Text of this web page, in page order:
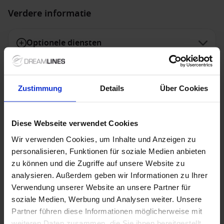
Zustimmung Details Über Cookies
Diese Webseite verwendet Cookies
Wir verwenden Cookies, um Inhalte und Anzeigen zu
personalisieren, Funktionen für soziale Medien anbieten
zu können und die Zugriffe auf unsere Website zu
analysieren. Außerdem geben wir Informationen zu Ihrer
Verwendung unserer Website an unsere Partner für
soziale Medien, Werbung und Analysen weiter. Unsere
Partner führen diese Informationen möglicherweise mit
Verdere informatie
Optionele diensten
Speciale aanbiedingen
NCL - Freestyle Dining
Met Freestyle Dining geniet je van ultieme vrijheid
tijdens je cruise. Je bepaalt zelf waar, wanneer en met
wie je dineert, zonder vaste dinertijden of
toegewezen tafel. Kies uit een uitgebreid aanbod aan